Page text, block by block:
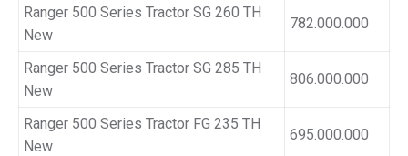
Ranger 500 Series Tractor SG 260 TH
New
782.000.000
Ranger 500 Series Tractor SG 285 TH
New
806.000.000
Ranger 500 Series Tractor FG 235 TH
New
695.000.000